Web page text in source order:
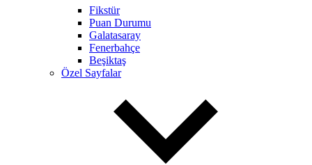
Fikstür
Puan Durumu
Galatasaray
Fenerbahçe
Beşiktaş
Özel Sayfalar